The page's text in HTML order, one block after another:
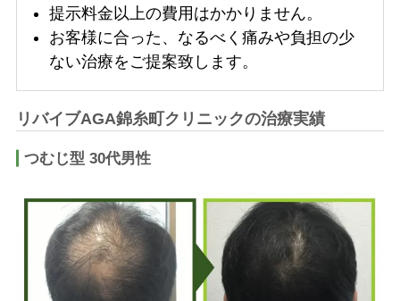
提示料金以上の費用はかかりません。
お客様に合った、なるべく痛みや負担の少
ない治療をご提案致します。
リバイブAGA錦糸町クリニックの治療実績
つむじ型 30代男性